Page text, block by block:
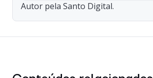
Autor pela Santo Digital.